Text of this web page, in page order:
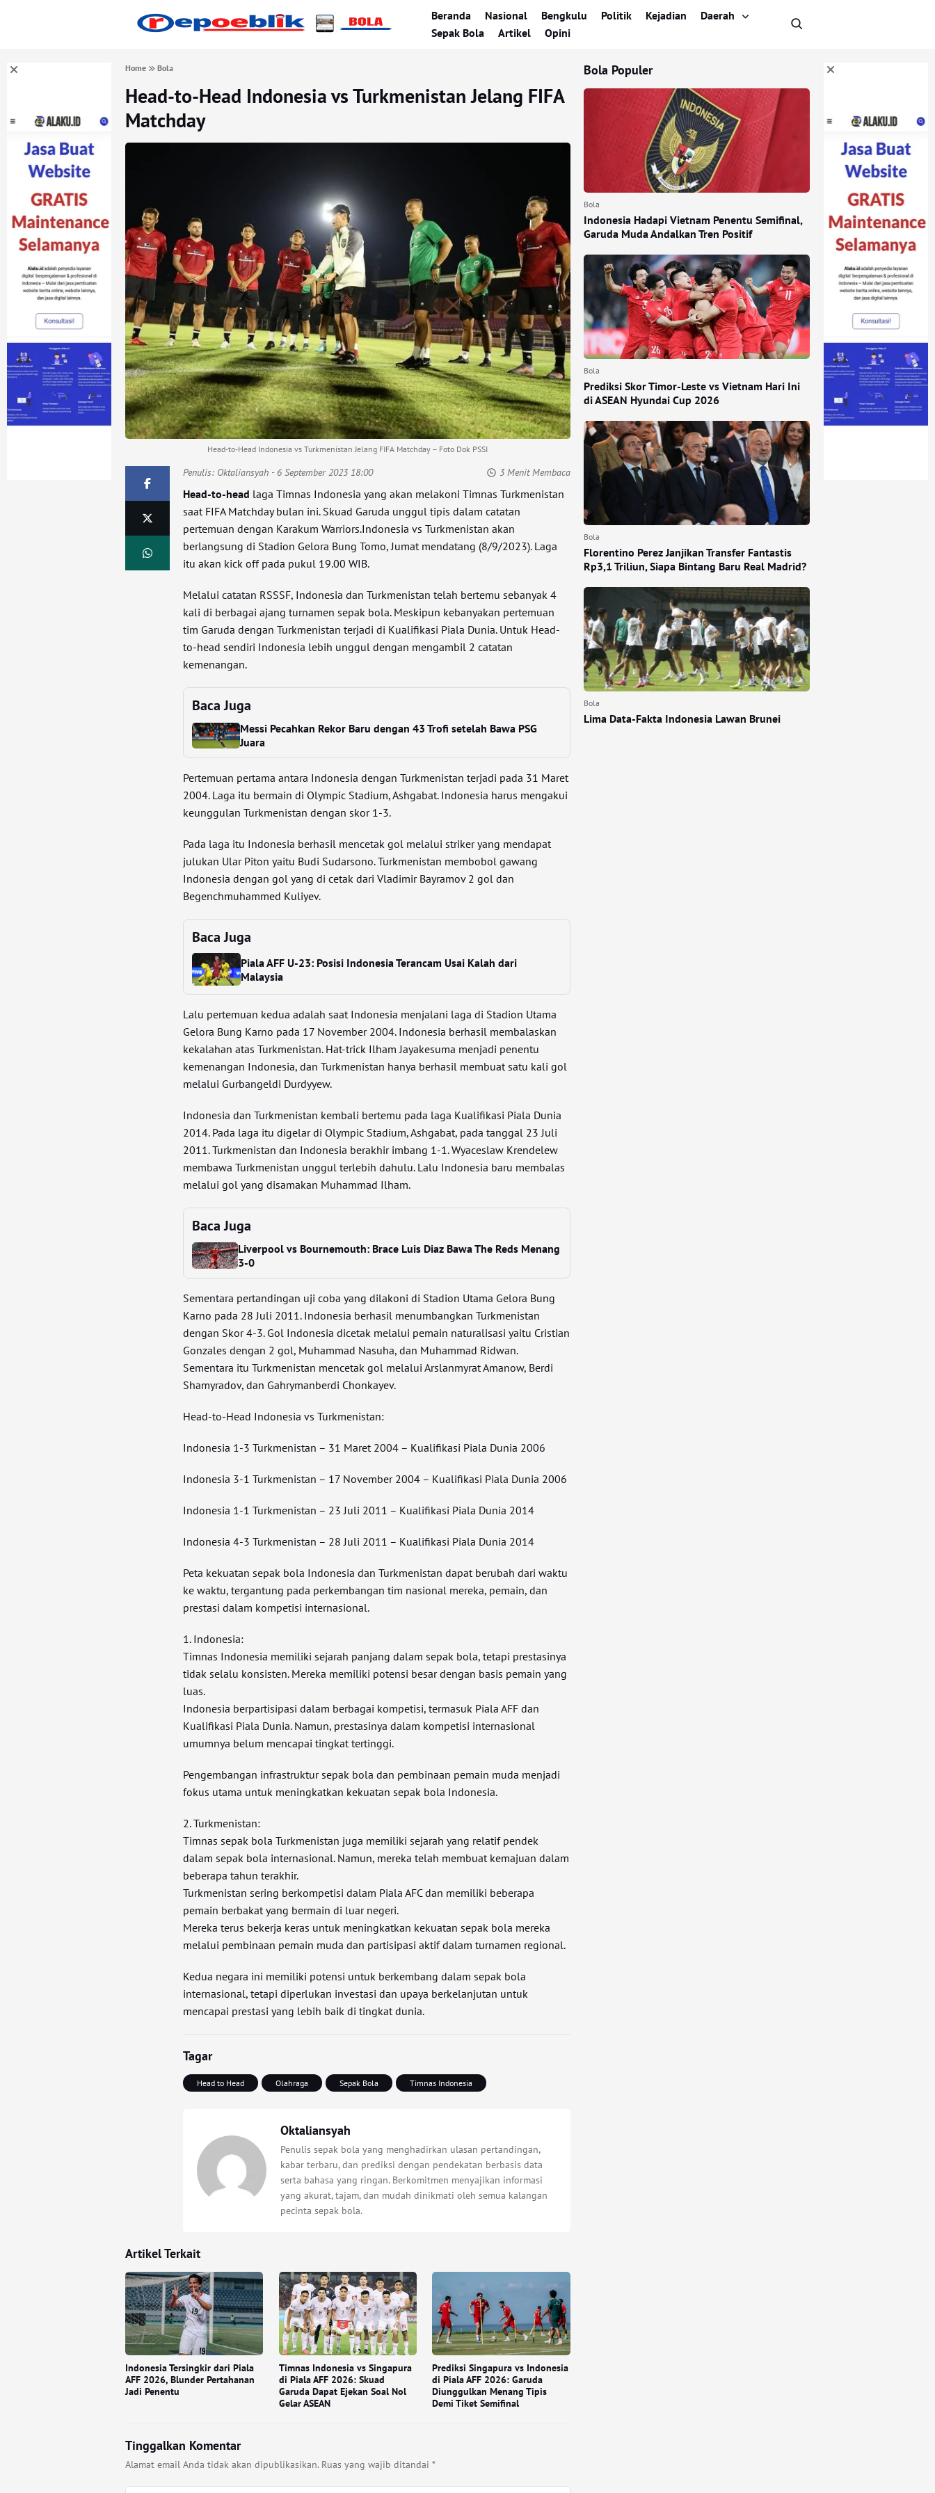
Beranda Nasional Bengkulu Politik Kejadian
Daerah
Sepak Bola
Artikel Opini
Home Bola
Head-to-Head Indonesia vs Turkmenistan Jelang FIFA
Matchday
Head-to-Head Indonesia vs Turkmenistan Jelang FIFA Matchday – Foto Dok PSSI
Penulis: Oktaliansyah - 6 September 2023 18:00 3 Menit Membaca
Head-to-head laga Timnas Indonesia yang akan melakoni Timnas Turkmenistan
saat FIFA Matchday bulan ini. Skuad Garuda unggul tipis dalam catatan
pertemuan dengan Karakum Warriors.Indonesia vs Turkmenistan akan
berlangsung di Stadion Gelora Bung Tomo, Jumat mendatang (8/9/2023). Laga
itu akan kick off pada pukul 19.00 WIB.
Melalui catatan RSSSF, Indonesia dan Turkmenistan telah bertemu sebanyak 4
kali di berbagai ajang turnamen sepak bola. Meskipun kebanyakan pertemuan
tim Garuda dengan Turkmenistan terjadi di Kualifikasi Piala Dunia. Untuk Head-
to-head sendiri Indonesia lebih unggul dengan mengambil 2 catatan
kemenangan.
Baca Juga
Messi Pecahkan Rekor Baru dengan 43 Trofi setelah Bawa PSG
Juara
Pertemuan pertama antara Indonesia dengan Turkmenistan terjadi pada 31 Maret
2004. Laga itu bermain di Olympic Stadium, Ashgabat. Indonesia harus mengakui
keunggulan Turkmenistan dengan skor 1-3.
Pada laga itu Indonesia berhasil mencetak gol melalui striker yang mendapat
julukan Ular Piton yaitu Budi Sudarsono. Turkmenistan membobol gawang
Indonesia dengan gol yang di cetak dari Vladimir Bayramov 2 gol dan
Begenchmuhammed Kuliyev.
Baca Juga
Piala AFF U-23: Posisi Indonesia Terancam Usai Kalah dari
Malaysia
Lalu pertemuan kedua adalah saat Indonesia menjalani laga di Stadion Utama
Gelora Bung Karno pada 17 November 2004. Indonesia berhasil membalaskan
kekalahan atas Turkmenistan. Hat-trick Ilham Jayakesuma menjadi penentu
kemenangan Indonesia, dan Turkmenistan hanya berhasil membuat satu kali gol
melalui Gurbangeldi Durdyyew.
Indonesia dan Turkmenistan kembali bertemu pada laga Kualifikasi Piala Dunia
2014. Pada laga itu digelar di Olympic Stadium, Ashgabat, pada tanggal 23 Juli
2011. Turkmenistan dan Indonesia berakhir imbang 1-1. Wyaceslaw Krendelew
membawa Turkmenistan unggul terlebih dahulu. Lalu Indonesia baru membalas
melalui gol yang disamakan Muhammad Ilham.
Baca Juga
Liverpool vs Bournemouth: Brace Luis Diaz Bawa The Reds Menang
3-0
Sementara pertandingan uji coba yang dilakoni di Stadion Utama Gelora Bung
Karno pada 28 Juli 2011. Indonesia berhasil menumbangkan Turkmenistan
dengan Skor 4-3. Gol Indonesia dicetak melalui pemain naturalisasi yaitu Cristian
Gonzales dengan 2 gol, Muhammad Nasuha, dan Muhammad Ridwan.
Sementara itu Turkmenistan mencetak gol melalui Arslanmyrat Amanow, Berdi
Shamyradov, dan Gahrymanberdi Chonkayev.
Head-to-Head Indonesia vs Turkmenistan:
Indonesia 1-3 Turkmenistan – 31 Maret 2004 – Kualifikasi Piala Dunia 2006
Indonesia 3-1 Turkmenistan – 17 November 2004 – Kualifikasi Piala Dunia 2006
Indonesia 1-1 Turkmenistan – 23 Juli 2011 – Kualifikasi Piala Dunia 2014
Indonesia 4-3 Turkmenistan – 28 Juli 2011 – Kualifikasi Piala Dunia 2014
Peta kekuatan sepak bola Indonesia dan Turkmenistan dapat berubah dari waktu
ke waktu, tergantung pada perkembangan tim nasional mereka, pemain, dan
prestasi dalam kompetisi internasional.
1. Indonesia:
Timnas Indonesia memiliki sejarah panjang dalam sepak bola, tetapi prestasinya
tidak selalu konsisten. Mereka memiliki potensi besar dengan basis pemain yang
luas.
Indonesia berpartisipasi dalam berbagai kompetisi, termasuk Piala AFF dan
Kualifikasi Piala Dunia. Namun, prestasinya dalam kompetisi internasional
umumnya belum mencapai tingkat tertinggi.
Pengembangan infrastruktur sepak bola dan pembinaan pemain muda menjadi
fokus utama untuk meningkatkan kekuatan sepak bola Indonesia.
2. Turkmenistan:
Timnas sepak bola Turkmenistan juga memiliki sejarah yang relatif pendek
dalam sepak bola internasional. Namun, mereka telah membuat kemajuan dalam
beberapa tahun terakhir.
Turkmenistan sering berkompetisi dalam Piala AFC dan memiliki beberapa
pemain berbakat yang bermain di luar negeri.
Mereka terus bekerja keras untuk meningkatkan kekuatan sepak bola mereka
melalui pembinaan pemain muda dan partisipasi aktif dalam turnamen regional.
Kedua negara ini memiliki potensi untuk berkembang dalam sepak bola
internasional, tetapi diperlukan investasi dan upaya berkelanjutan untuk
mencapai prestasi yang lebih baik di tingkat dunia.
Tagar
Head to Head Olahraga Sepak Bola Timnas Indonesia
Oktaliansyah
Penulis sepak bola yang menghadirkan ulasan pertandingan,
kabar terbaru, dan prediksi dengan pendekatan berbasis data
serta bahasa yang ringan. Berkomitmen menyajikan informasi
yang akurat, tajam, dan mudah dinikmati oleh semua kalangan
pecinta sepak bola.
Artikel Terkait
Indonesia Tersingkir dari Piala
AFF 2026, Blunder Pertahanan
Jadi Penentu
Timnas Indonesia vs Singapura
di Piala AFF 2026: Skuad
Garuda Dapat Ejekan Soal Nol
Gelar ASEAN
Prediksi Singapura vs Indonesia
di Piala AFF 2026: Garuda
Diunggulkan Menang Tipis
Demi Tiket Semifinal
Tinggalkan Komentar
Alamat email Anda tidak akan dipublikasikan. Ruas yang wajib ditandai *
Bola Populer
Bola
Indonesia Hadapi Vietnam Penentu Semifinal,
Garuda Muda Andalkan Tren Positif
Bola
Prediksi Skor Timor-Leste vs Vietnam Hari Ini
di ASEAN Hyundai Cup 2026
Bola
Florentino Perez Janjikan Transfer Fantastis
Rp3,1 Triliun, Siapa Bintang Baru Real Madrid?
Bola
Lima Data-Fakta Indonesia Lawan Brunei